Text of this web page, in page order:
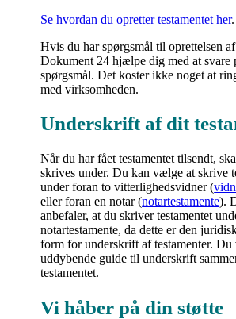
Se hvordan du opretter testamentet her.
Hvis du har spørgsmål til oprettelsen
Dokument 24 hjælpe dig med at svare
spørgsmål. Det koster ikke noget at
med virksomheden.
Underskrift af dit
Når du har fået testamentet tilsendt,
skrives under. Du kan vælge at skrive
under foran to vitterlighedsvidner (
eller foran en notar (notartestamente).
anbefaler, at du skriver testamentet
notartestamente, da dette er den
form for underskrift af testamenter. Du
uddybende guide til underskrift
testamentet.
Vi håber på din støtte